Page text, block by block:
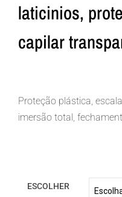
laticinios,
capilar
Proteção plástica,
imersão total,
ESCOLHER